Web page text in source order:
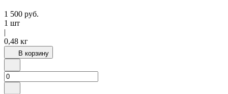
1 500 руб.
1 шт
|
0,48 кг
В корзину